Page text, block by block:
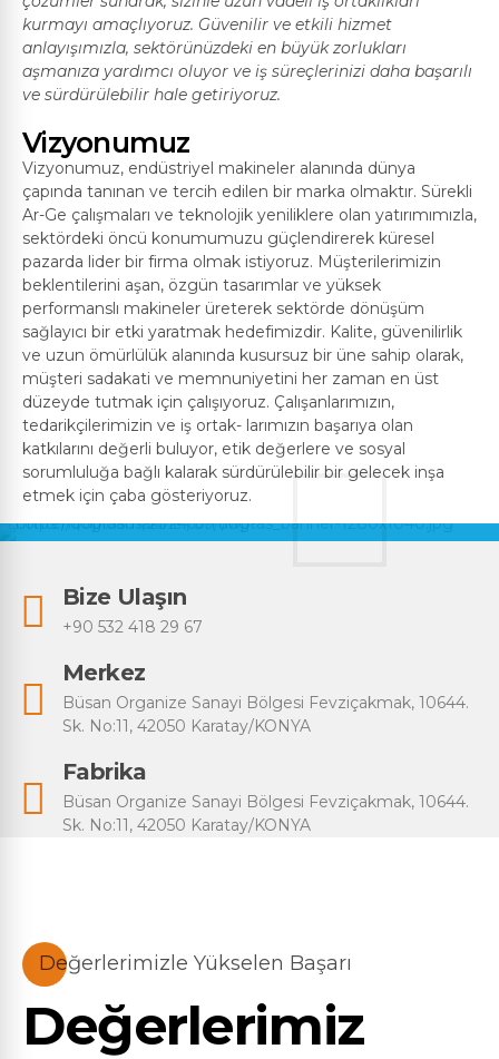
kurmayı amaçlıyoruz. Güvenilir ve etkili hizmet
anlayışımızla, sektörünüzdeki en büyük zorlukları
aşmanıza yardımcı oluyor ve iş süreçlerinizi daha başarılı
ve sürdürülebilir hale getiriyoruz.
Vizyonumuz
Vizyonumuz, endüstriyel makineler alanında dünya
çapında tanınan ve tercih edilen bir marka olmaktır. Sürekli
Ar-Ge çalışmaları ve teknolojik yeniliklere olan yatırımımızla,
sektördeki öncü konumumuzu güçlendirerek küresel
pazarda lider bir firma olmak istiyoruz. Müşterilerimizin
beklentilerini aşan, özgün tasarımlar ve yüksek
performanslı makineler üreterek sektörde dönüşüm
sağlayıcı bir etki yaratmak hedefimizdir. Kalite, güvenilirlik
ve uzun ömürlülük alanında kusursuz bir üne sahip olarak,
müşteri sadakati ve memnuniyetini her zaman en üst
düzeyde tutmak için çalışıyoruz. Çalışanlarımızın,
tedarikçilerimizin ve iş ortak- larımızın başarıya olan
katkılarını değerli buluyor, etik değerlere ve sosyal
sorumluluğa bağlı kalarak sürdürülebilir bir gelecek inşa
etmek için çaba gösteriyoruz.
Her adımda işbirliği ve mükemmel hizmet
anlayışımızı ön planda tutarak, müşterilerimizle güçlü
ve uzun vadeli ilişkiler kuruyoruz.
Bize Ulaşın
+90 532 418 29 67
Merkez
Büsan Organize Sanayi Bölgesi Fevziçakmak, 10644.
Sk. No:11, 42050 Karatay/KONYA
Fabrika
Büsan Organize Sanayi Bölgesi Fevziçakmak, 10644.
Sk. No:11, 42050 Karatay/KONYA
Değerlerimizle Yükselen Başarı
Değerlerimiz